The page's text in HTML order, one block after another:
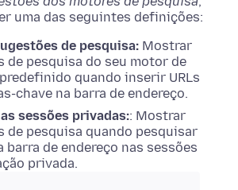
uma das seguintes definições:
de pesquisa: Mostrar
de pesquisa do seu motor de
quando inserir URLs
chave na barra de endereço.
sessões privadas:: Mostrar
de pesquisa quando pesquisar
barra de endereço nas sessões
privada.